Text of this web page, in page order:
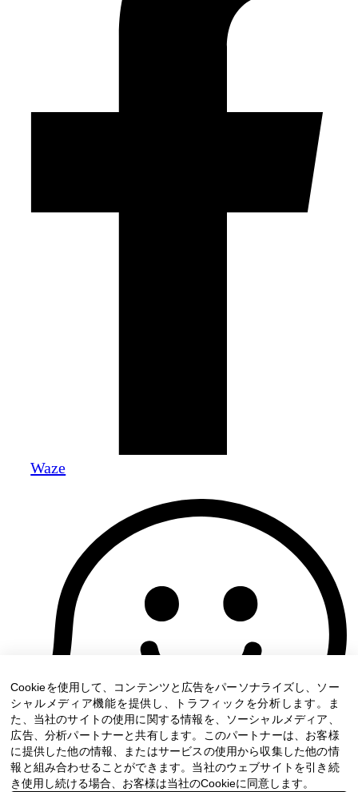
Waze
Cookieを使用して、コンテンツと広告をパーソナライズし、ソー
シャルメディア機能を提供し、トラフィックを分析します。ま
た、当社のサイトの使用に関する情報を、ソーシャルメディア、
広告、分析パートナーと共有します。このパートナーは、お客様
に提供した他の情報、またはサービスの使用から収集した他の情
報と組み合わせることができます。当社のウェブサイトを引き続
き使用し続ける場合、お客様は当社のCookieに同意します。